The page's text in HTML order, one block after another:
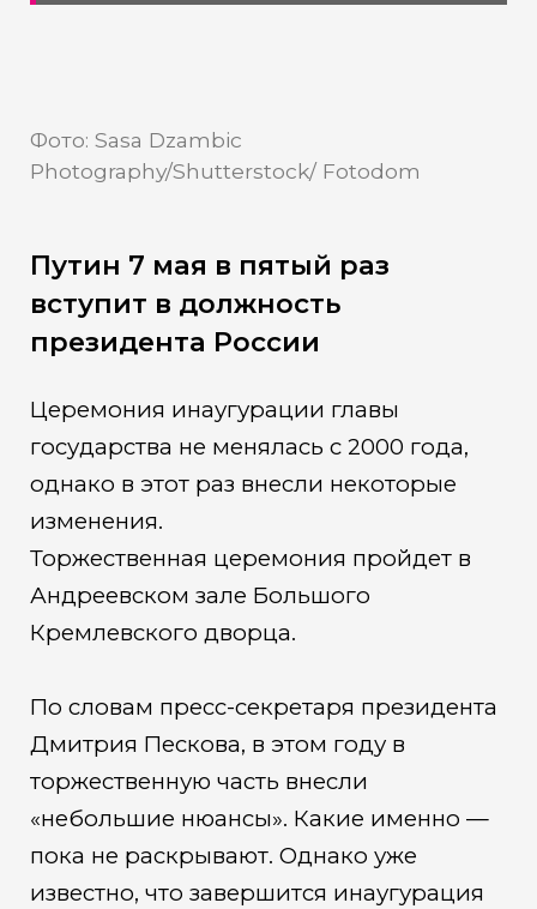
Фото: Sasa Dzambic
Photography/Shutterstock/ Fotodom
Путин 7 мая в пятый раз
вступит в должность
президента России
Церемония инаугурации главы
государства не менялась с 2000 года,
однако в этот раз внесли некоторые
изменения.
Торжественная церемония пройдет в
Андреевском зале Большого
Кремлевского дворца.
По словам пресс-секретаря президента
Дмитрия Пескова, в этом году в
торжественную часть внесли
«небольшие нюансы». Какие именно —
пока не раскрывают. Однако уже
известно, что завершится инаугурация